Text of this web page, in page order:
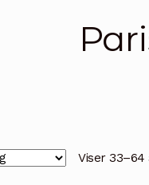
Viser 33–64